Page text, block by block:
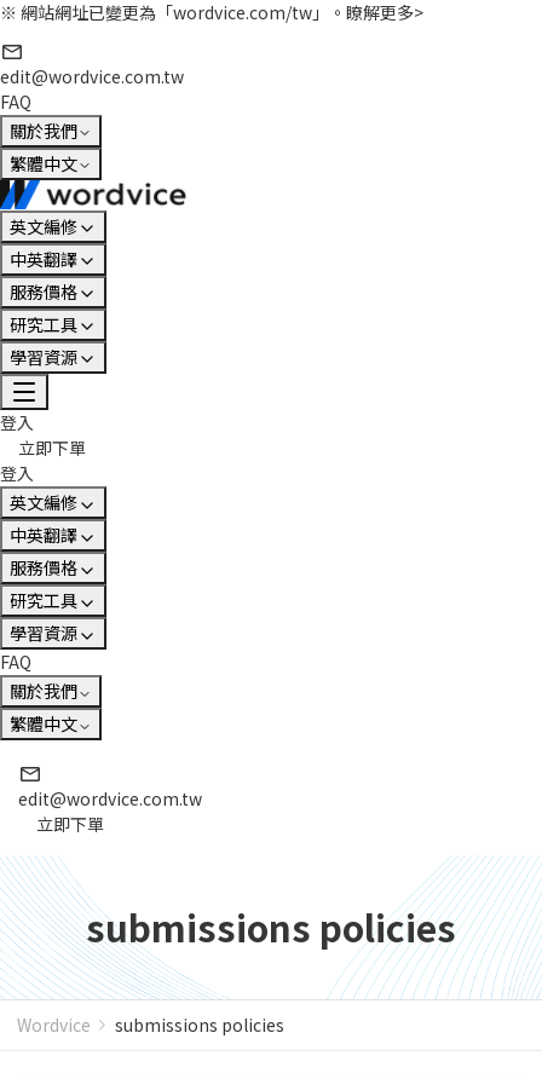
※ 網站網址已變更為「wordvice.com/tw」。 瞭解更多>
edit@wordvice.com.tw
FAQ
關於我們
繁體中文
英文編修
中英翻譯
服務價格
研究工具
學習資源
登入
立即下單
登入
英文編修
中英翻譯
服務價格
研究工具
學習資源
FAQ
關於我們
繁體中文
edit@wordvice.com.tw
立即下單
submissions policies
Wordvice submissions policies